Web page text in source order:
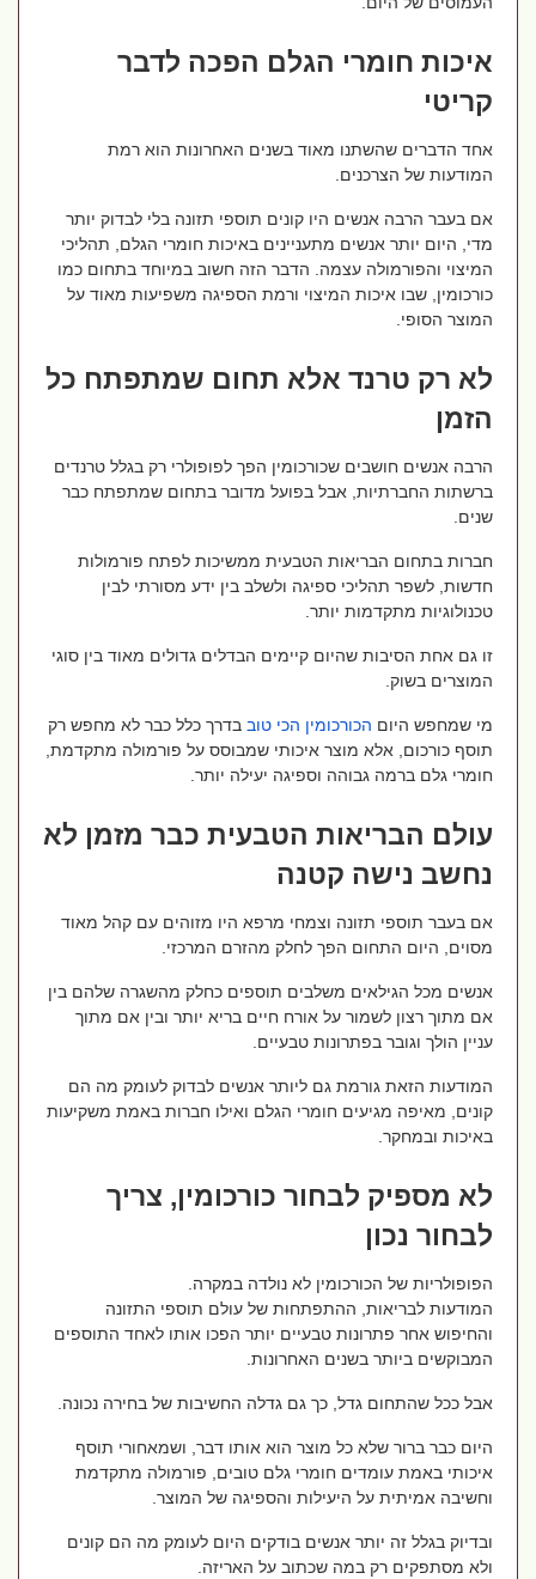
איכות חומרי הגלם הפכה לדבר
קריטי
אחד הדברים שהשתנו מאוד בשנים האחרונות הוא רמת
המודעות של הצרכנים.
אם בעבר הרבה אנשים היו קונים תוספי תזונה בלי לבדוק יותר
מדי, היום יותר אנשים מתעניינים באיכות חומרי הגלם, תהליכי
המיצוי והפורמולה עצמה. הדבר הזה חשוב במיוחד בתחום כמו
כורכומין, שבו איכות המיצוי ורמת הספיגה משפיעות מאוד על
המוצר הסופי.
לא רק טרנד אלא תחום שמתפתח כל
הזמן
הרבה אנשים חושבים שכורכומין הפך לפופולרי רק בגלל טרנדים
ברשתות החברתיות, אבל בפועל מדובר בתחום שמתפתח כבר
שנים.
חברות בתחום הבריאות הטבעית ממשיכות לפתח פורמולות
חדשות, לשפר תהליכי ספיגה ולשלב בין ידע מסורתי לבין
טכנולוגיות מתקדמות יותר.
זו גם אחת הסיבות שהיום קיימים הבדלים גדולים מאוד בין סוגי
המוצרים בשוק.
מי שמחפש היוםהכורכומין הכי טובבדרך כלל כבר לא מחפש רק
תוסף כורכום, אלא מוצר איכותי שמבוסס על פורמולה מתקדמת,
חומרי גלם ברמה גבוהה וספיגה יעילה יותר.
עולם הבריאות הטבעית כבר מזמן לא
נחשב נישה קטנה
אם בעבר תוספי תזונה וצמחי מרפא היו מזוהים עם קהל מאוד
מסוים, היום התחום הפך לחלק מהזרם המרכזי.
אנשים מכל הגילאים משלבים תוספים כחלק מהשגרה שלהם בין
אם מתוך רצון לשמור על אורח חיים בריא יותר ובין אם מתוך
עניין הולך וגובר בפתרונות טבעיים.
המודעות הזאת גורמת גם ליותר אנשים לבדוק לעומק מה הם
קונים, מאיפה מגיעים חומרי הגלם ואילו חברות באמת משקיעות
באיכות ובמחקר.
לא מספיק לבחור כורכומין, צריך
לבחור נכון
הפופולריות של הכורכומין לא נולדה במקרה.
המודעות לבריאות, ההתפתחות של עולם תוספי התזונה
והחיפוש אחר פתרונות טבעיים יותר הפכו אותו לאחד התוספים
המבוקשים ביותר בשנים האחרונות.
אבל ככל שהתחום גדל, כך גם גדלה החשיבות של בחירה נכונה.
היום כבר ברור שלא כל מוצר הוא אותו דבר, ושמאחורי תוסף
איכותי באמת עומדים חומרי גלם טובים, פורמולה מתקדמת
וחשיבה אמיתית על היעילות והספיגה של המוצר.
ובדיוק בגלל זה יותר אנשים בודקים היום לעומק מה הם קונים
ולא מסתפקים רק במה שכתוב על האריזה.